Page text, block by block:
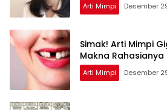
Arti Mimpi Desember
Simak! Arti Mimpi
Makna Rahasianya
Arti Mimpi Desember